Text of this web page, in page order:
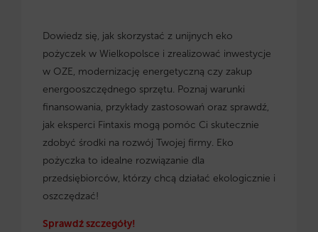
Dowiedz się, jak skorzystać z unijnych eko
pożyczek w Wielkopolsce i zrealizować inwestycje
w OZE, modernizację energetyczną czy zakup
energooszczędnego sprzętu. Poznaj warunki
finansowania, przykłady zastosowań oraz sprawdź,
jak eksperci Fintaxis mogą pomóc Ci skutecznie
zdobyć środki na rozwój Twojej firmy. Eko
pożyczka to idealne rozwiązanie dla
przedsiębiorców, którzy chcą działać ekologicznie i
oszczędzać!
Sprawdź szczegóły!